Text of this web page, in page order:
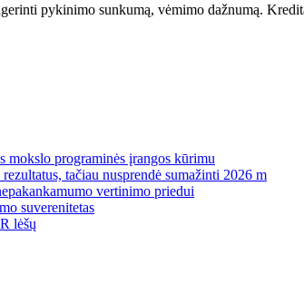
pykinimo sunkumą, vėmimo dažnumą.
mokslo programinės įrangos kūrimu
tačiau nusprendė sumažinti 2026 m
vertinimo priedui
suverenitetas
lėšų